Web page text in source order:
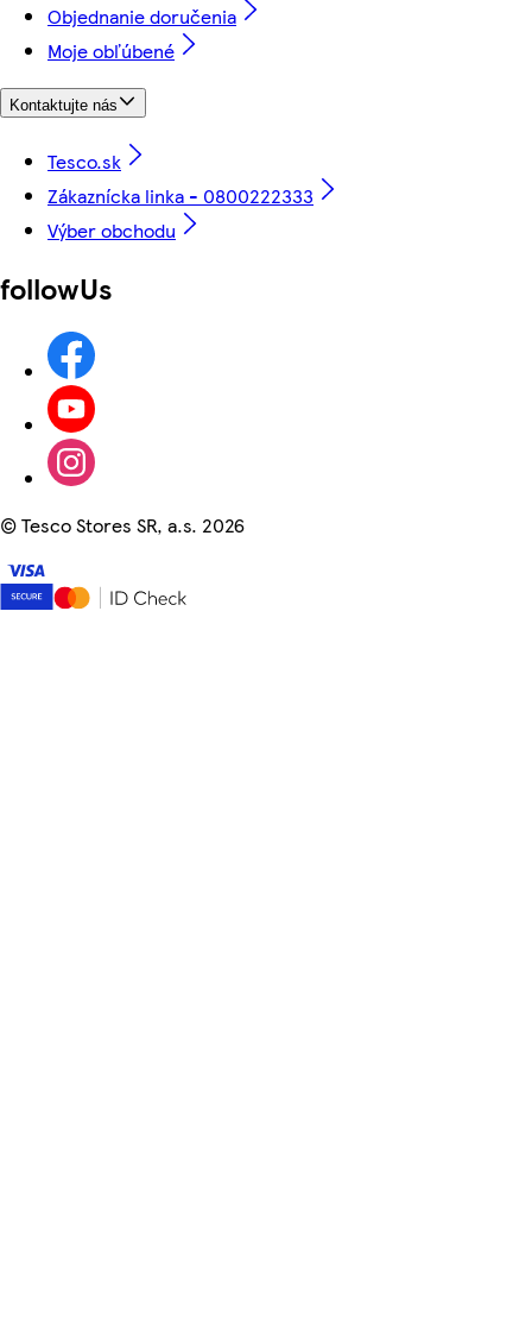
Objednanie doručenia
Moje obľúbené
Kontaktujte nás
Tesco.sk
Zákaznícka linka - 0800222333
Výber obchodu
followUs
©Tesco Stores SR, a.s. 2026